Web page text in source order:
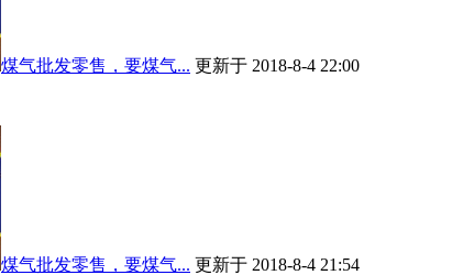
煤气批发零售，要煤气... 更新于 2018-8-4 22:00
煤气批发零售，要煤气... 更新于 2018-8-4 21:54